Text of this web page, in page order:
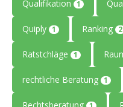
Qualifikation 1
Quiply 1 Ranking 2
Ratstchläge 1
rechtliche Beratung 1